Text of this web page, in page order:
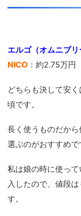
エルゴ（オムニブリ
NICO ：約2.75万円
どちらも決して安
頃です。
長く使うものだか
選ぶのがおすすめで
私は娘の時に使っ
入したので、値段
す。